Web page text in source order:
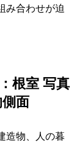
み合わせが迫
根室 写真
面
造物、人の暮